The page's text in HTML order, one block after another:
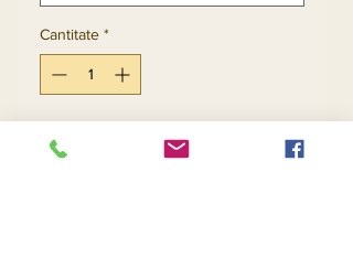
Cantitate *
Adaugă în coș